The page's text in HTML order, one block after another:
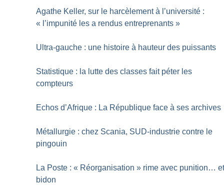
Agathe Keller, sur le harcèlement à l’université :
« l’impunité les a rendus entreprenants »
Ultra-gauche : une histoire à hauteur des puissants
Statistique : la lutte des classes fait péter les
compteurs
Echos d’Afrique : La République face à ses archives
Métallurgie : chez Scania, SUD-industrie contre le
pingouin
La Poste : « Réorganisation » rime avec punition…
bidon